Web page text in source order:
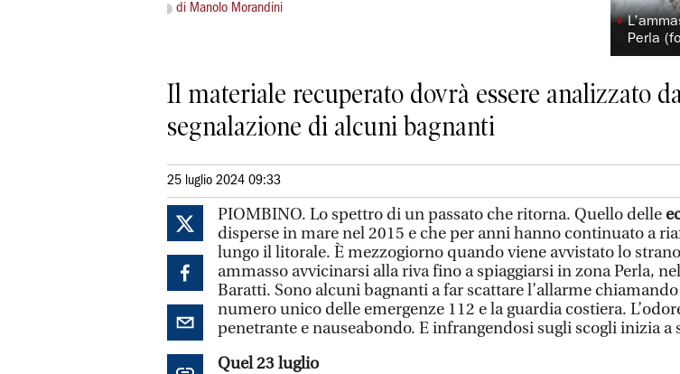
di Manolo Morandini
◗
Perla
Il materiale recuperato dovrà essere analizzato
segnalazione di alcuni bagnanti
25 luglio 2024 09:33
PIOMBINO. Lo spettro di un passato che ritorna. Quello delle
disperse in mare nel 2015 e che per anni hanno continuato a
lungo il litorale. È mezzogiorno quando viene avvistato lo strano
ammasso avvicinarsi alla riva fino a spiaggiarsi in zona Perla,
Baratti. Sono alcuni bagnanti a far scattare l’allarme
numero unico delle emergenze 112 e la guardia costiera.
penetrante e nauseabondo. E infrangendosi sugli scogli inizia a
Quel 23 luglio